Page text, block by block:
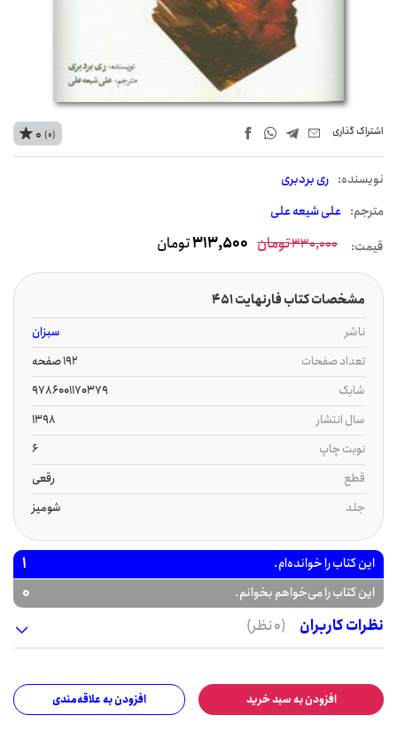
اشتراک‌ گذاری
نويسنده: ری بردبری
مترجم: علی شیعه علی
0 (0)
قیمت: 330,000تومان 313,500تومان
مشخصات کتاب فارنهایت 451
ناشر
سبزان
تعداد صفحات
192 صفحه
شابک
9786001170379
سال انتشار
1398
نوبت چاپ
6
قطع
رقعی
جلد
شومیز
این کتاب را خوانده‌ام. 1
این کتاب را می‌خواهم بخوانم.
0
نظرات کاربران
(0 نظر)
افزودن به سبد خرید افزودن به علاقه‌مندی